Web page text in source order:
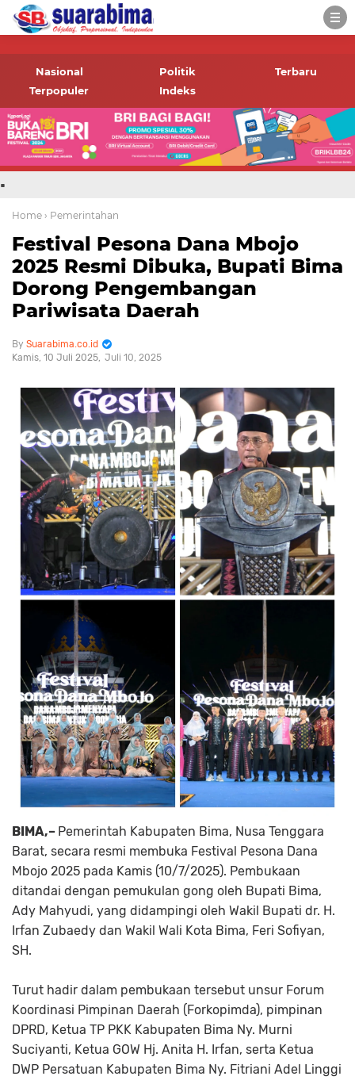
-->
informasi terbaru tentang
Bima dan daerah sekitar
Nasional Politik
Terbaru
Terpopuler
Indeks
.
Home › Pemerintahan
Festival Pesona Dana Mbojo
2025 Resmi Dibuka, Bupati Bima
Dorong Pengembangan
Pariwisata Daerah
Suarabima.co.id
Kamis, 10 Juli 2025 Juli 10, 2025
BIMA,– Pemerintah Kabupaten Bima, Nusa Tenggara
Barat, secara resmi membuka Festival Pesona Dana
Mbojo 2025 pada Kamis (10/7/2025). Pembukaan
ditandai dengan pemukulan gong oleh Bupati Bima,
Ady Mahyudi, yang didampingi oleh Wakil Bupati dr. H.
Irfan Zubaedy dan Wakil Wali Kota Bima, Feri Sofiyan,
SH.
Turut hadir dalam pembukaan tersebut unsur Forum
Koordinasi Pimpinan Daerah (Forkopimda), pimpinan
DPRD, Ketua TP PKK Kabupaten Bima Ny. Murni
Suciyanti, Ketua GOW Hj. Anita H. Irfan, serta Ketua
DWP Persatuan Kabupaten Bima Ny. Fitriani Adel Linggi